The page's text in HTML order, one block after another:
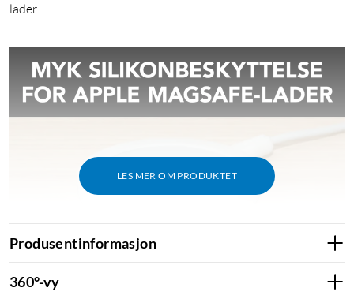
lader
LES MER OM PRODUKTET
Produsentinformasjon
360°-vy